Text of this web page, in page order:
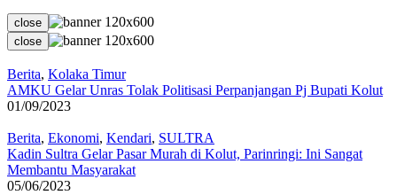
close
close
Berita, Kolaka Timur
AMKU Gelar Unras Tolak Politisasi Perpanjangan Pj Bupati Kolut
01/09/2023
Berita, Ekonomi, Kendari, SULTRA
Kadin Sultra Gelar Pasar Murah di Kolut, Parinringi: Ini Sangat
Membantu Masyarakat
05/06/2023